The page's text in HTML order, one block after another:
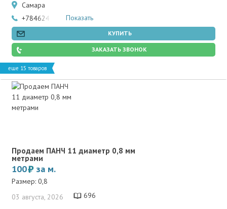
еще 15 товаров
Самара
+78462466502Показать
КУПИТЬ
ЗАКАЗАТЬ ЗВОНОК
Продаем ПАНЧ 11 диаметр 0,8 мм
метрами
100 за м.
Размер: 0,8
03 августа, 2026
696